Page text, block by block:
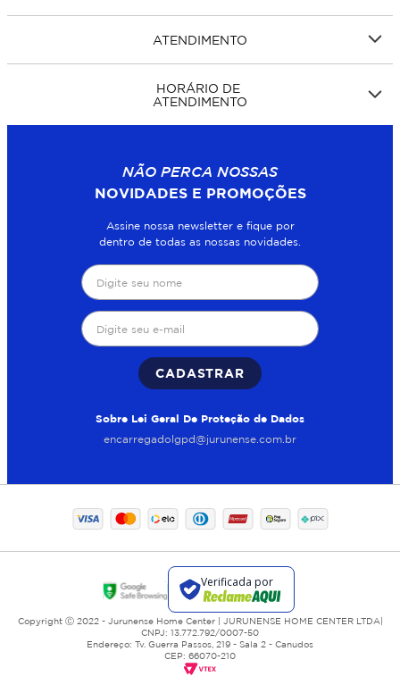
ATENDIMENTO
HORÁRIO DE
ATENDIMENTO
NÃO PERCA NOSSAS
NOVIDADES E PROMOÇÕES
Assine nossa newsletter e fique por
dentro de todas as nossas novidades.
CADASTRAR
Sobre Lei Geral De Proteção de Dados
encarregadolgpd@jurunense.com.br
Copyright Ⓒ 2022 - Jurunense Home Center | JURUNENSE HOME CENTER LTDA|
CNPJ: 13.772.792/0007-50
Endereço: Tv. Guerra Passos, 219 - Sala 2 - Canudos
CEP: 66070-210